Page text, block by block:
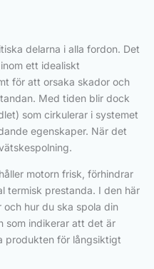
delarna i alla fordon. Det
ett idealiskt
för att orsaka skador och
Med tiden blir dock
som cirkulerar i systemet
egenskaper. När det
motorn frisk, förhindrar
termisk prestanda. I den här
hur du ska spola din
som indikerar att det är
produkten för långsiktigt